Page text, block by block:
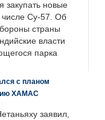
новые
числе Су-57. Об
страны
власти
парка
с планом
ХАМАС
заявил,